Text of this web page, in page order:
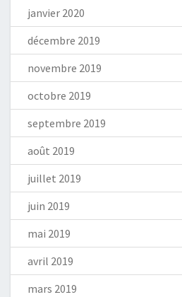
janvier 2020
décembre 2019
novembre 2019
octobre 2019
septembre 2019
août 2019
juillet 2019
juin 2019
mai 2019
avril 2019
mars 2019